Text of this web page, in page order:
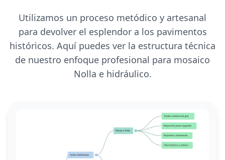
Utilizamos un proceso metódico y artesanal
para devolver el esplendor a los pavimentos
históricos. Aquí puedes ver la estructura técnica
de nuestro enfoque profesional para mosaico
Nolla e hidráulico.